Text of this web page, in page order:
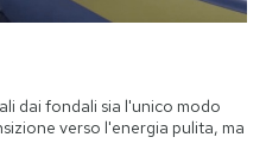
dai fondali sia l'unico modo
verso l'energia pulita, ma